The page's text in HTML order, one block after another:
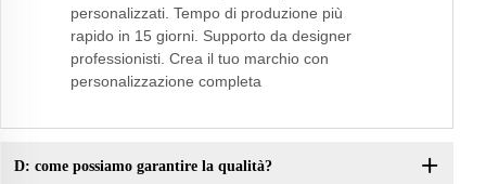
personalizzati. Tempo di produzione più
rapido in 15 giorni. Supporto da designer
professionisti. Crea il tuo marchio con
personalizzazione completa
D: come possiamo garantire la qualità?